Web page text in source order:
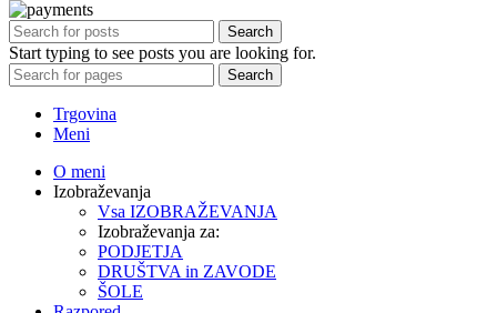
Search
Start typing to see posts you are looking for.
Search
Trgovina
Meni
O meni
Izobraževanja
Vsa IZOBRAŽEVANJA
Izobraževanja za:
PODJETJA
DRUŠTVA in ZAVODE
ŠOLE